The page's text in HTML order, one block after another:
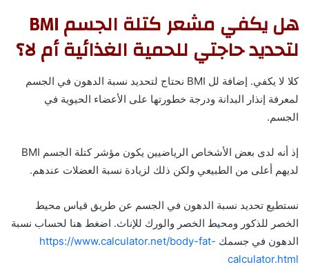
هل يكفي مشعر كتلة الجسم BMI
لتحديد حاجتي للحمية الغذائية أم لا؟
كلا لا يكفي. إضافة لل BMI نحتاج لتحديد نسبة الدهون في الجسم
لمعرفة إنذار البدانة ودرجة خطورتها على الأعضاء الحيوية في
الجسم.
إذ أنه لدى بعض الأشخاص الرياضيين يكون مؤشر كتلة الجسم BMI
لديهم أعلى من الطبيعي ولكن ذلك لزيادة نسبة العضلات عندهم.
نستطيع تحديد نسبة الدهون في الجسم عن طريق قياس محيط
الخصر للذكور ومحيط الخصر والورك للإناث. اضغط هنا لحساب نسبة
الدهون في جسمك https://www.calculator.net/body-fat-
calculator.html